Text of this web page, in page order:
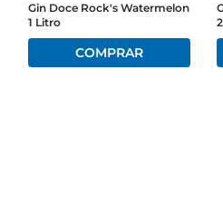
Gin Doce Rock's Watermelon
1 Litro